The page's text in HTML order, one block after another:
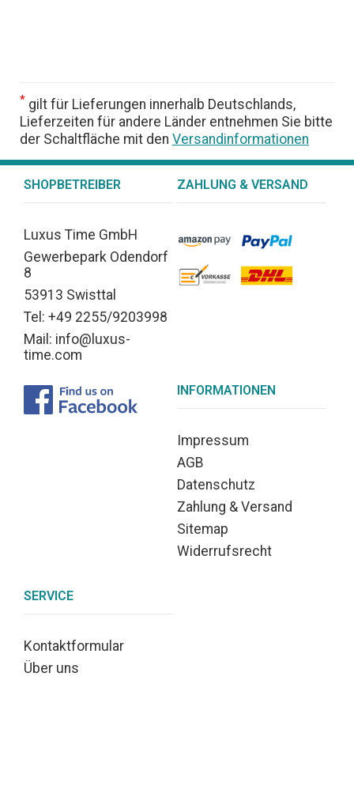
* gilt für Lieferungen innerhalb Deutschlands,
Lieferzeiten für andere Länder entnehmen Sie bitte
der Schaltfläche mit den Versandinformationen
SHOPBETREIBER
Luxus Time GmbH
Gewerbepark Odendorf
8
53913 Swisttal
Tel: +49 2255/9203998
Mail: info@luxus-
time.com
ZAHLUNG & VERSAND
INFORMATIONEN
Impressum
AGB
Datenschutz
Zahlung & Versand
Sitemap
Widerrufsrecht
SERVICE
Kontaktformular
Über uns